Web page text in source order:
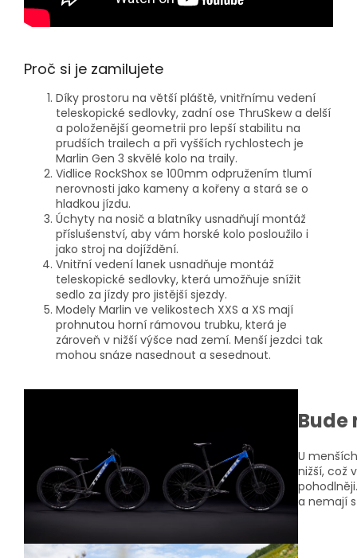
Proč si je zamilujete
Díky prostoru na větší pláště, vnitřnímu vedení
teleskopické sedlovky, zadní ose ThruSkew a delší
a položenější geometrii pro lepší stabilitu na
prudších trailech a při vyšších rychlostech je
Marlin Gen 3 skvělé kolo na traily.
Vidlice RockShox se 100mm odpružením tlumí
nerovnosti jako kameny a kořeny a stará se o
hladkou jízdu.
Úchyty na nosič a blatníky usnadňují montáž
příslušenství, aby vám horské kolo posloužilo i
jako stroj na dojíždění.
Vnitřní vedení lanek usnadňuje montáž
teleskopické sedlovky, která umožňuje snížit
sedlo za jízdy pro jistější sjezdy.
Modely Marlin ve velikostech XXS a XS mají
prohnutou horní rámovou trubku, která je
zároveň v nižší výšce nad zemí. Menší jezdci tak
mohou snáze nasednout a sesednout.
Bude
U
nižší, což
a nemají